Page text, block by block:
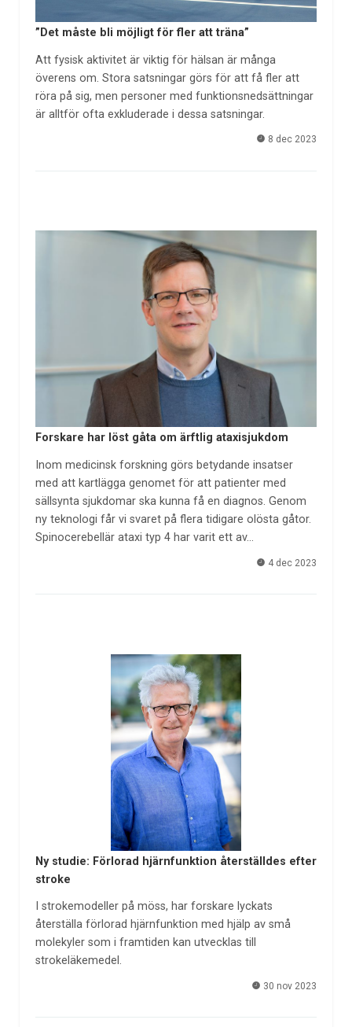
”Det måste bli möjligt för fler att träna”
Att fysisk aktivitet är viktig för hälsan är många
överens om. Stora satsningar görs för att få fler att
röra på sig, men personer med funktionsnedsättningar
är alltför ofta exkluderade i dessa satsningar.
8 dec 2023
Forskare har löst gåta om ärftlig ataxisjukdom
Inom medicinsk forskning görs betydande insatser
med att kartlägga genomet för att patienter med
sällsynta sjukdomar ska kunna få en diagnos. Genom
ny teknologi får vi svaret på flera tidigare olösta gåtor.
Spinocerebellär ataxi typ 4 har varit ett av…
4 dec 2023
Ny studie: Förlorad hjärnfunktion återställdes efter
stroke
I strokemodeller på möss, har forskare lyckats
återställa förlorad hjärnfunktion med hjälp av små
molekyler som i framtiden kan utvecklas till
strokeläkemedel. ­
30 nov 2023